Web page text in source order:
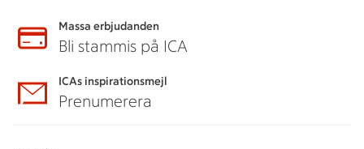
Massa erbjudanden
Bli stammis på ICA
ICAs inspirationsmejl
Prenumerera